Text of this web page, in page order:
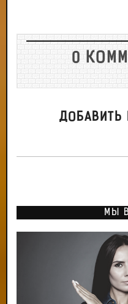
0
ДОБАВИТЬ
МЫ